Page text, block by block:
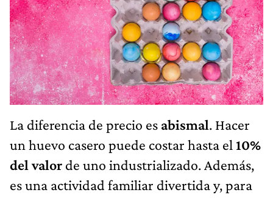
La diferencia de precio es abismal. Hacer
un huevo casero puede costar hasta el 10%
del valor de uno industrializado. Además,
es una actividad familiar divertida y, para